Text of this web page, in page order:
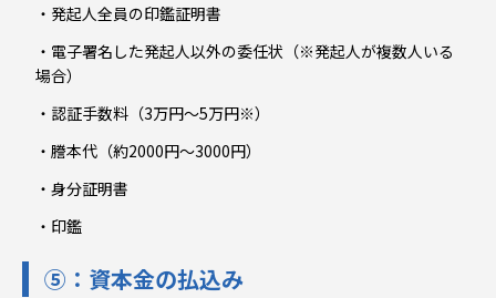
発起人全員の印鑑証明書
電子署名した発起人以外の委任状（※発起人が複数人いる
場合）
認証手数料（3万円～5万円※）
謄本代（約2000円～3000円）
身分証明書
印鑑
⑤：資本金の払込み